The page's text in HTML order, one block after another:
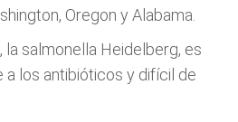
Oregon y Alabama.
salmonella Heidelberg, es
a los antibióticos y difícil de